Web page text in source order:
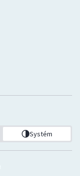
Systém